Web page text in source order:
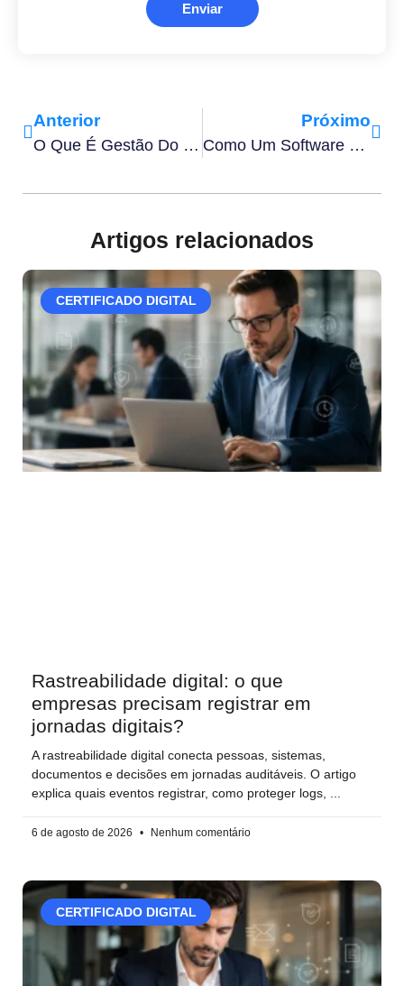
Enviar
Anterior
O Que É Gestão Do Tempo, Qual Sua Importância E Técnicas?
Próximo
Como Um Software CRM É Capaz De Gerenciar O Seu Negócio?
Artigos relacionados
CERTIFICADO DIGITAL
Rastreabilidade digital: o que
empresas precisam registrar em
jornadas digitais?
A rastreabilidade digital conecta pessoas, sistemas,
documentos e decisões em jornadas auditáveis. O artigo
explica quais eventos registrar, como proteger logs,
6 de agosto de 2026 Nenhum comentário
CERTIFICADO DIGITAL